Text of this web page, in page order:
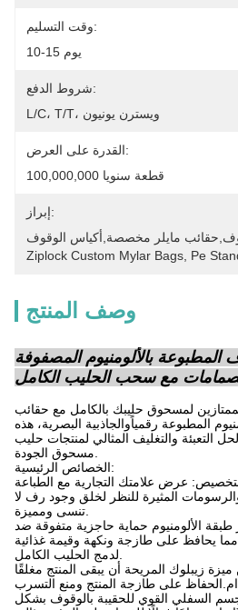
وقت التسليم:
10-15 يوم
شروط الدفع:
L/C، T/T، ويسترن يونيون
القدرة على العرض:
100,000,000 قطعة سنويا
إبراز:
مايلر مخصصة,أكياس الوقوف
Ziplock Custom Mylar Bags Pe
وصف المنتج
بالألومنيوم المصفوفة
مع سحب الحليب الكامل
لمسحوق حليبك بالكامل مع حقائب
المطبوعة رقمياًوالجاذبية البصرية، هذه
التعبئة والتغليف المثالي لمنتجات حليب
الخصائص الرئيسية:
للتخصيص: عرض علامتك التجارية مع الطباعة
المثيرة للنظر لخلق وجود رف لا
طبقة الألومنيوم حماية حاجزية متفوقة ضد
يحافظ على طازجة ونكهة وقيمة غذائية
زيبلوك المريحة أن يبقى المنتج مغلقًا
السفلي القوي للحقيبة بالوقوف بشكل